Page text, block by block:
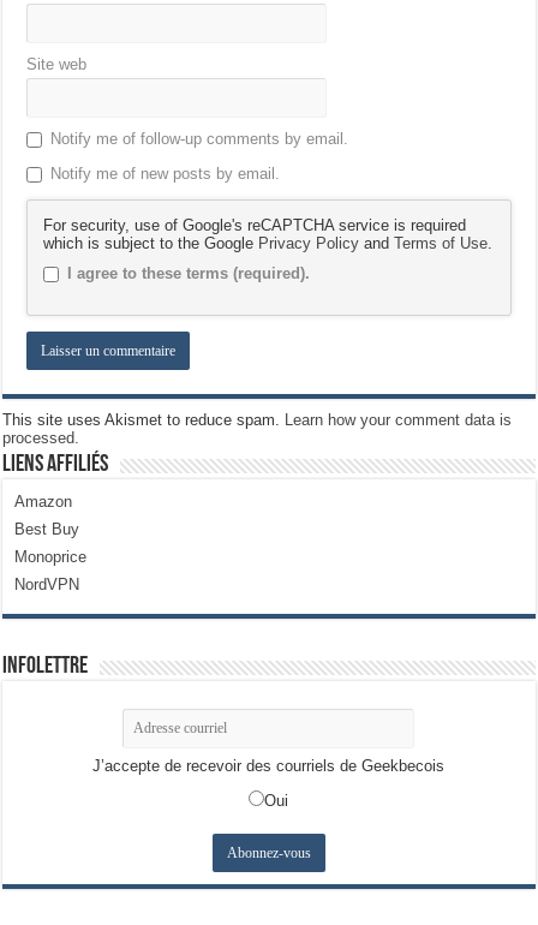
Site web
Notify me of follow-up comments by email.
Notify me of new posts by email.
For security, use of Google's reCAPTCHA service is required
which is subject to the Google Privacy Policy andTerms of Use
I agree to these terms (required).
This site uses Akismet to reduce spam.
Learn how your comment data is
processed.
Liens Affiliés
Amazon
Best Buy
Monoprice
NordVPN
Infolettre
J’accepte de recevoir des courriels de Geekbecois
Oui